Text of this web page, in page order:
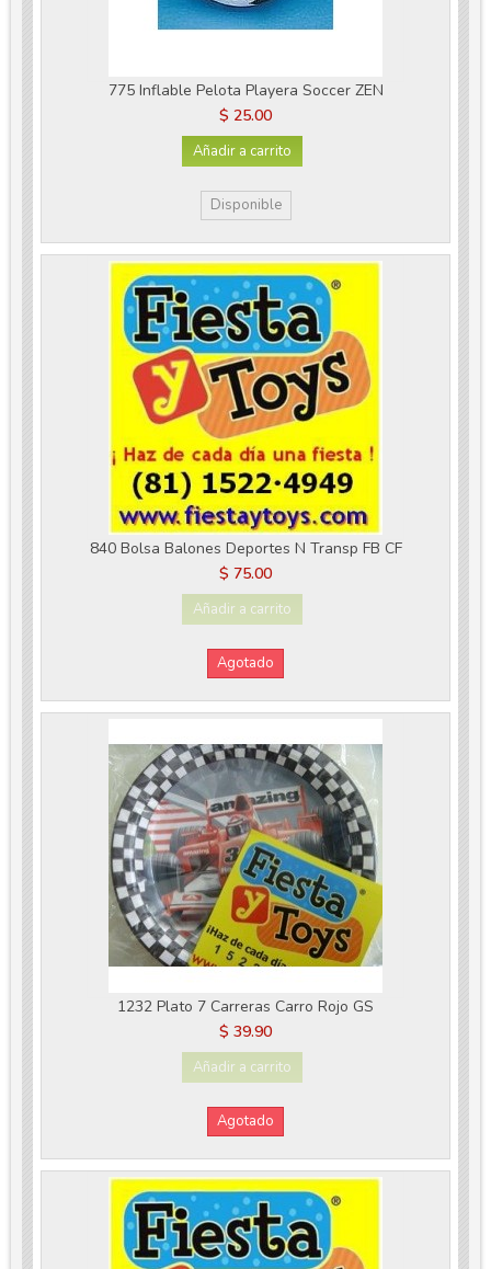
775 Inflable Pelota Playera Soccer ZEN
$ 25.00
Añadir a carrito
Disponible
840 Bolsa Balones Deportes N Transp FB CF
$ 75.00
Añadir a carrito
Agotado
1232 Plato 7 Carreras Carro Rojo GS
$ 39.90
Añadir a carrito
Agotado